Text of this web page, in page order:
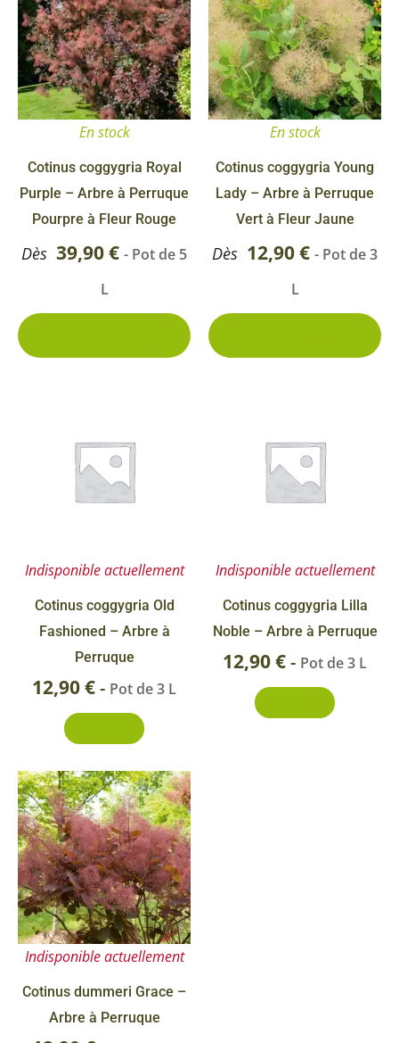
En stock
Cotinus coggygria Royal
Purple – Arbre à Perruque
Pourpre à Fleur Rouge
Dès 39,90€ - Pot de 5
L
a
plusieurs
variations.
Les
options
être
choisies
produit
En stock
Cotinus coggygria Young
Lady – Arbre à Perruque
Vert à Fleur Jaune
Dès 12,90€ - Pot de 3
L
a
Indisponible actuellement
Cotinus coggygria Old
Fashioned – Arbre à
Perruque
12,90€- Pot de 3 L
Indisponible actuellement
Cotinus coggygria Lilla
Noble – Arbre à Perruque
12,90€- Pot de 3 L
Indisponible actuellement
Cotinus dummeri Grace –
Arbre à Perruque